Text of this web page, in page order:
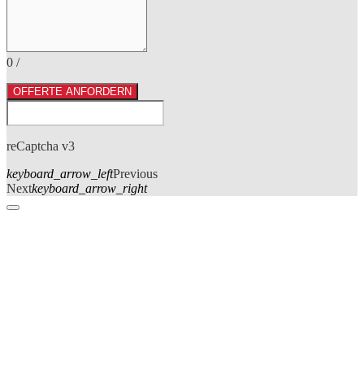
0 /
OFFERTE ANFORDERN
reCaptcha v3
keyboard_arrow_leftPrevious
Nextkeyboard_arrow_right